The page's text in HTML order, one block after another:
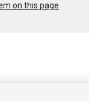
on this page